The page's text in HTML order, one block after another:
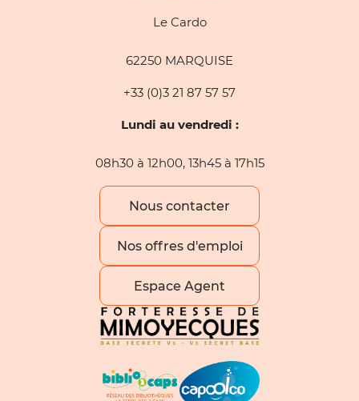
Le Cardo
62250 MARQUISE
+33 (0)3 21 87 57 57
Lundi au vendredi :
08h30 à 12h00, 13h45 à 17h15
Nous contacter
Nos offres d'emploi
Espace Agent